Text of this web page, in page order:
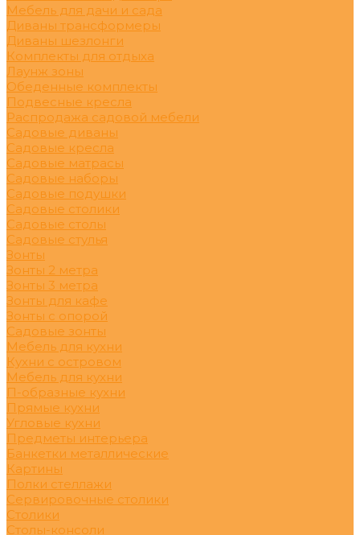
Мебель для дачи и сада
Диваны трансформеры
Диваны шезлонги
Комплекты для отдыха
Лаунж зоны
Обеденные комплекты
Подвесные кресла
Распродажа садовой мебели
Садовые диваны
Садовые кресла
Садовые матрасы
Садовые наборы
Садовые подушки
Садовые столики
Садовые столы
Садовые стулья
Зонты
Зонты 2 метра
Зонты 3 метра
Зонты для кафе
Зонты с опорой
Садовые зонты
Мебель для кухни
Кухни с островом
Мебель для кухни
П-образные кухни
Прямые кухни
Угловые кухни
Предметы интерьера
Банкетки металлические
Картины
Полки стеллажи
Сервировочные столики
Столики
Столы-консоли